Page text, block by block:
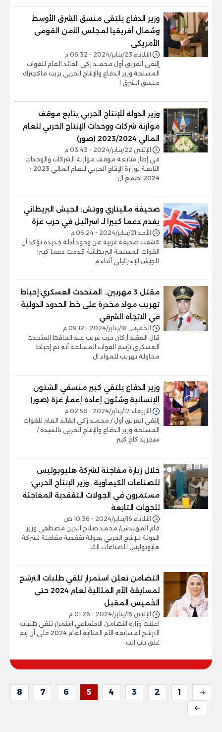
وزير الدفاع يلتقى منسق الشرق الأوسط
وشمال أفريقيا لمجلس الأمن القومى
الأمريكى
الثلاثاء 23/يناير/2024 - 06:32 م
إلتقى الفريق أول محمـد زكى القائد العام للقوات
المسلحة وزير الدفاع والإنتاج الحربى بريت ماكجيرك
منسق الشرق ا
وزير الدولة للإنتاج الحربي يتابع موقف
موازنة شركات ووحدات الإنتاج الحربي للعام
المالي 2023/2024 (صور)
الإثنين 22/يناير/2024 - 03:43 م
في إطار متابعة موقف موازنة الشركات والوحدات
التابعة لوزارة الإنتاج الحربي للعام المالي 2023 -
2024 اجتمع ال
صحيفة ماليتاري ووتش: الجيش البريطاني
يقدم دعما كبيرا لـ اسرائيل في حرب غزة
الأحد 21/يناير/2024 - 06:24 م
كشفت صحيفة غربية عن وجود أدلة جديدة تؤكد أن
القوات المسلحة البريطانية قدمت دعما كبيرا
للجيش الإسرائيلي أثناء م
مقتل 3 مهربين.. المتحدث العسكري:إحباط
تهريب مواد مخدرة على خط الحدود الدولية
في الاتجاه الشرقي
الخميس 18/يناير/2024 - 09:12 م
قال العقيد أركان حرب غريب عبد الحافظ المتحدث
العسكري بإسم القوات المسلحة أنه تم إحباط
محاولة تهريب للمواد ال
وزير الدفاع يلتقي كبير منسقي الشئون
الإنسانية وشئون إعادة إعمار غزة (صور)
الأربعاء 17/يناير/2024 - 02:58 م
إلتقى الفريق أول / محمـد زكى القائد العام للقوات
المسلحة وزير الدفاع والإنتاج الحربى بالسيدة /
سيجريد كاخ كبير
خلال زيارة مفاجئة لشركة هليوبوليس
للصناعات الكيماوية.. وزير الإنتاج الحربي:
مستمرون في الجولات التفقدية المفاجئة
للجهات التابعة
الثلاثاء 16/يناير/2024 - 10:36 ص
قام المهندس/ محمد صلاح الدين مصطفى وزير
الدولة للإنتاج الحربي بجولة تفقدية مفاجئة لشركة
هليوبوليس للصناعات الك
التضامن تعلن استمرار تلقي طلبات الترشح
لمسابقة الأم المثالية لعام 2024 حتى
الخميس المقبل
الإثنين 15/يناير/2024 - 01:26 م
اعلنت وزارة التضامن الاجتماعي استمرار تلقى طلبات
الترشح لمسابقة الأم المثالية لعام 2024 على أن يتم
غلق باب الت
1
2
3
4
5
6
7
8